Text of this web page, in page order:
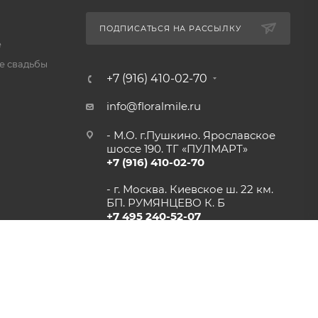
свадьбы
ПОДПИСАТЬСЯ НА РАССЫЛКУ
+7 (916) 410-02-70
info@floralmile.ru
- М.О. г.Пушкино. Ярославское
шоссе 190. ТГ «ПУЛМАРТ»
+7 (916) 410-02-70
- г. Москва. Киевское ш. 22 км.
БП. РУМЯНЦЕВО К. Б
+7 495 240-52-07